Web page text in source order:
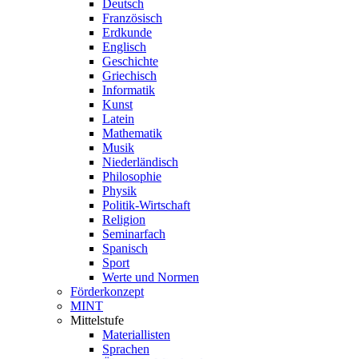
Deutsch
Französisch
Erdkunde
Englisch
Geschichte
Griechisch
Informatik
Kunst
Latein
Mathematik
Musik
Niederländisch
Philosophie
Physik
Politik-Wirtschaft
Religion
Seminarfach
Spanisch
Sport
Werte und Normen
Förderkonzept
MINT
Mittelstufe
Materiallisten
Sprachen